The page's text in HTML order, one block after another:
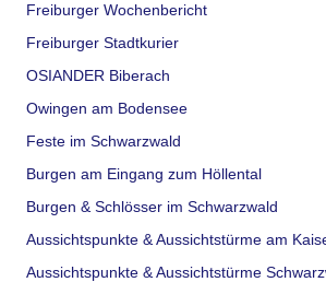
Freiburger Wochenbericht
Freiburger Stadtkurier
OSIANDER Biberach
Owingen am Bodensee
Feste im Schwarzwald
Burgen am Eingang zum Höllental
Burgen & Schlösser im Schwarzwald
Aussichtspunkte & Aussichtstürme am
Aussichtspunkte & Aussichtstürme